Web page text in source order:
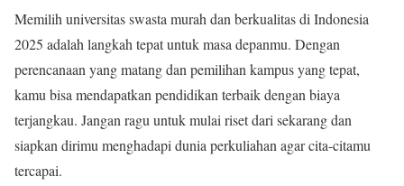
Memilih universitas swasta murah dan berkualitas di Indonesia
2025 adalah langkah tepat untuk masa depanmu. Dengan
perencanaan yang matang dan pemilihan kampus yang tepat,
kamu bisa mendapatkan pendidikan terbaik dengan biaya
terjangkau. Jangan ragu untuk mulai riset dari sekarang dan
siapkan dirimu menghadapi dunia perkuliahan agar cita-citamu
tercapai.